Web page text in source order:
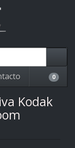
0
Kodak